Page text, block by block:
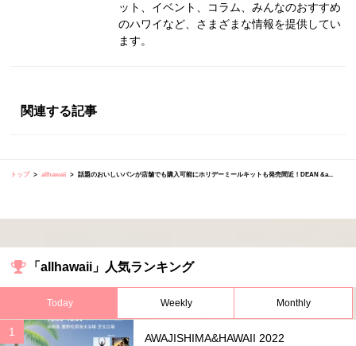
ット、イベント、コラム、みんなのおすすめ
のハワイなど、さまざまな情報を提供してい
ます。
関連する記事
トップ allhawaii 話題のおいしいパンが店舗でも購入可能にホリデーミールキットも発売間近！DEAN &a...
「allhawaii」人気ランキング
Today Weekly Monthly
AWAJISHIMA&HAWAII 2022